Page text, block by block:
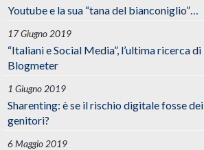
Youtube e la sua “tana del bianconiglio”…
17 Giugno 2019
“Italiani e Social Media”, l’ultima ricerca di
Blogmeter
1 Giugno 2019
Sharenting: è se il rischio digitale fosse dei
genitori?
6 Maggio 2019